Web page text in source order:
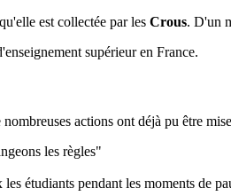
est collectée par les Crous. D'un
supérieur en France.
actions ont déjà pu être
les règles"
étudiants pendant les moments de